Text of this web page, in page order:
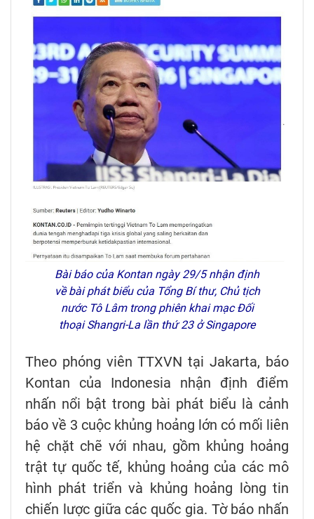
Bài báo của Kontan ngày 29/5 nhận định
về bài phát biểu của Tổng Bí thư, Chủ tịch
nước Tô Lâm trong phiên khai mạc Đối
thoại Shangri-La lần thứ 23 ở Singapore
Theo phóng viên TTXVN tại Jakarta, báo
Kontan của Indonesia nhận định điểm
nhấn nổi bật trong bài phát biểu là cảnh
báo về 3 cuộc khủng hoảng lớn có mối liên
hệ chặt chẽ với nhau, gồm khủng hoảng
trật tự quốc tế, khủng hoảng của các mô
hình phát triển và khủng hoảng lòng tin
chiến lược giữa các quốc gia. Tờ báo nhấn